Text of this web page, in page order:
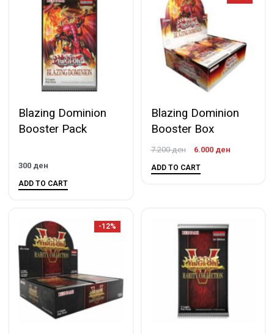
Blazing Dominion
Booster Pack
300 ден
ADD TO CART
Blazing Dominion
Booster Box
7.200ден 6.000 ден
ADD TO CART
-12%